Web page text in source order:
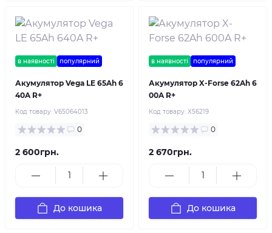
в наявності популярний
Акумулятор Vega LE 65Ah 6
40A R+
Код товару: V65064013
0
2 600грн.
До кошика
в наявності популярний
Акумулятор X-Forse 62Ah 6
00A R+
Код товару: X56219
0
2 670грн.
До кошика